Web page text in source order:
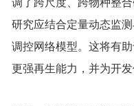
调了跨尺度、跨物种整
研究应结合定量动态监
调控网络模型。这将有
更强再生能力，并为开